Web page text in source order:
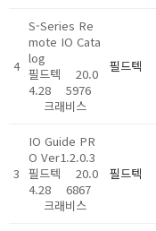
4
S-Series Re
mote IO Cata
log
필드텍
20.0
4.28
5976
크래비스
필드텍
3
IO Guide PR
O Ver1.2.0.3
필드텍
20.0
4.28
6867
크래비스
필드텍